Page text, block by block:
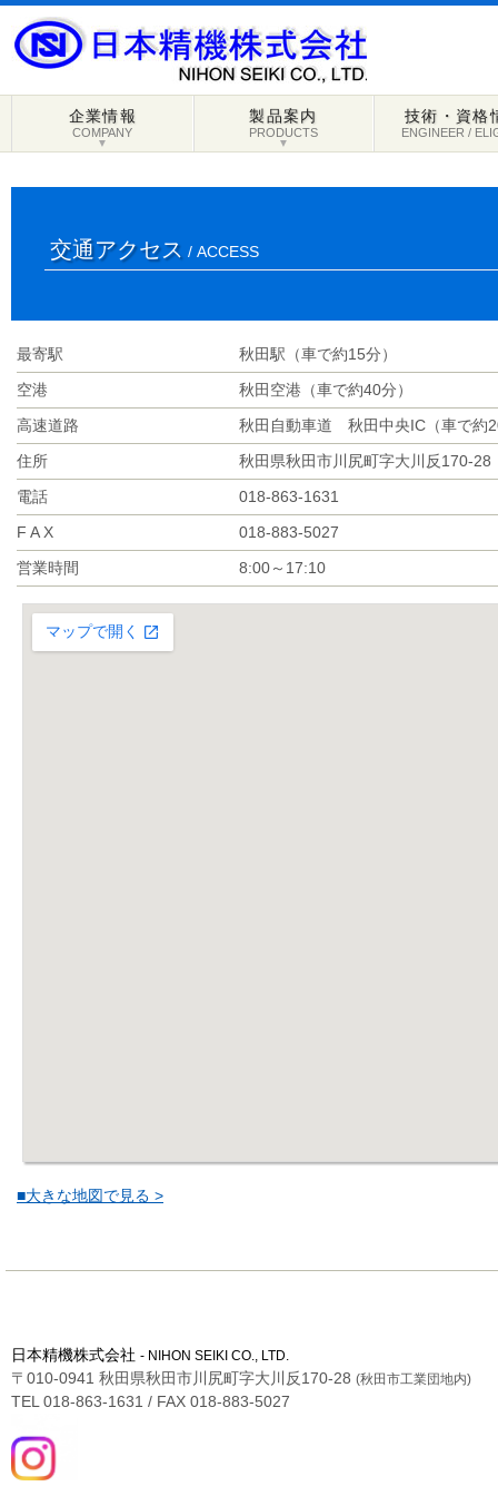
▼
企業情報
COMPANY
▼
製品案内
PRODUCTS
技術・資格
ENGINEER /
交通アクセス / ACCESS
最寄駅
秋田駅（車で約15分）
空港
秋田空港（車で約40分）
高速道路
秋田自動車道 秋田中央IC（車で約
住所
秋田県秋田市川尻町字大川反170-28
電話
018-863-1631
F A X
018-883-5027
営業時間
8:00～17:10
■大きな地図で見る >
日本精機株式会社 - NIHON SEIKI CO., LTD.
〒010-0941 秋田県秋田市川尻町字大川反170-28 (秋田市工業団地内)
TEL 018-863-1631 / FAX 018-883-5027